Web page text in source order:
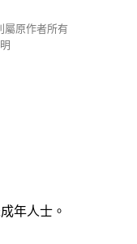
屬原作者所有
年人士。